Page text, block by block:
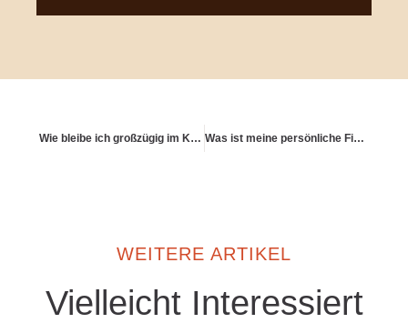
Wie bleibe ich großzügig im Kopf, auch wenn das Budget klein ist? Was ist meine persönliche Finanzethik?
WEITERE ARTIKEL
Vielleicht Interessiert